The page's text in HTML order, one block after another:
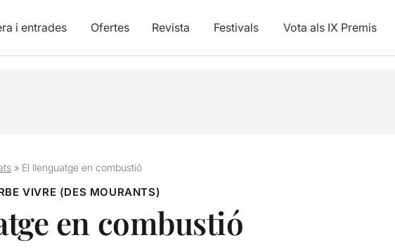
i entrades Ofertes Revista Festivals Vota als IX Premis
» El llenguatge en combustió
VIVRE (DES MOURANTS)
en combustió